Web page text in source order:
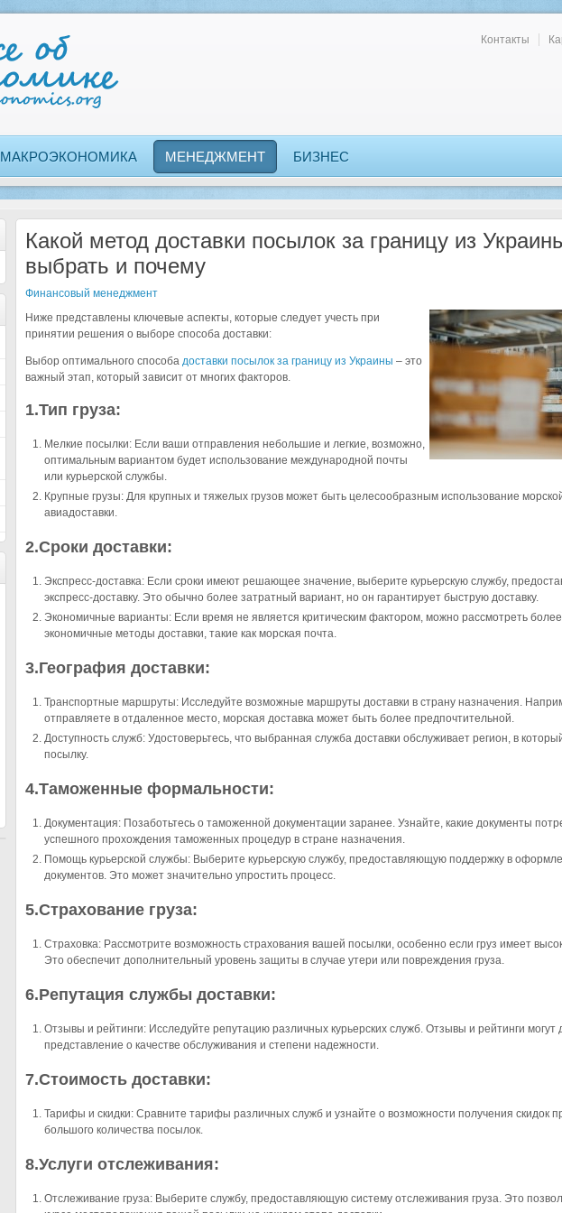
Контакты
МАКРОЭКОНОМИКА МЕНЕДЖМЕНТ БИЗНЕС
Какой метод доставки посылок за границу из
выбрать и почему
Финансовый менеджмент
Ниже представлены ключевые аспекты, которые следует учесть при
принятии решения о выборе способа доставки:
Выбор оптимального способадоставки посылок за границу из Украины – это
важный этап, который зависит от многих факторов.
1.Тип груза:
Мелкие посылки: Если ваши отправления небольшие и легкие, возможно,
оптимальным вариантом будет использование международной почты
или курьерской службы.
Крупные грузы: Для крупных и тяжелых грузов может быть целесообразным использование
авиадоставки.
2.Сроки доставки:
Экспресс-доставка: Если сроки имеют решающее значение, выберите курьерскую службу,
экспресс-доставку. Это обычно более затратный вариант, но он гарантирует быструю доставку.
Экономичные варианты: Если время не является критическим фактором, можно рассмотреть
экономичные методы доставки, такие как морская почта.
3.География доставки:
Транспортные маршруты: Исследуйте возможные маршруты доставки в страну назначения.
отправляете в отдаленное место, морская доставка может быть более предпочтительной.
Доступность служб: Удостоверьтесь, что выбранная служба доставки обслуживает регион, в
посылку.
4.Таможенные формальности:
Документация: Позаботьтесь о таможенной документации заранее. Узнайте, какие документы
успешного прохождения таможенных процедур в стране назначения.
Помощь курьерской службы: Выберите курьерскую службу, предоставляющую поддержку в
документов. Это может значительно упростить процесс.
5.Страхование груза:
Страховка: Рассмотрите возможность страхования вашей посылки, особенно если груз имеет
Это обеспечит дополнительный уровень защиты в случае утери или повреждения груза.
6.Репутация службы доставки:
Отзывы и рейтинги: Исследуйте репутацию различных курьерских служб. Отзывы и рейтинги могут
представление о качестве обслуживания и степени надежности.
7.Стоимость доставки:
Тарифы и скидки: Сравните тарифы различных служб и узнайте о возможности получения скидок
большого количества посылок.
8.Услуги отслеживания:
Отслеживание груза: Выберите службу, предоставляющую систему отслеживания груза. Это